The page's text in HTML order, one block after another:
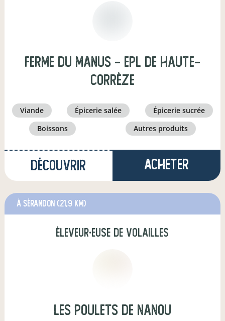
FERME DU MANUS - EPL de Haute-
Corrèze
viande épicerie salée
épicerie sucrée
boissons
autres produits
Découvrir Acheter
à Sérandon (21,9 km)
éleveur·euse de volailles
Les poulets de Nanou